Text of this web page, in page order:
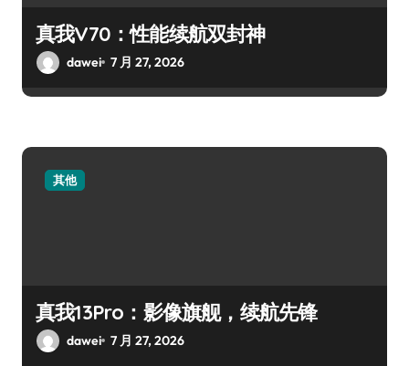
真我V70：性能续航双封神
dawei 7 月 27, 2026
其他
真我13Pro：影像旗舰，续航先锋
dawei 7 月 27, 2026